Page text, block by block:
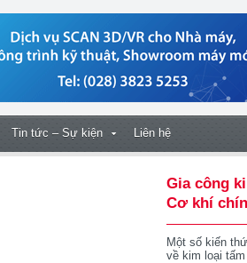
Tin tức – Sự kiện Liên hệ
Gia công
Cơ khí
Một số kiến
về kim loại tấm